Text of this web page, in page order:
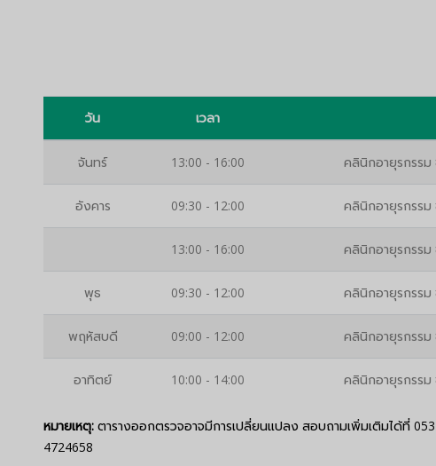
วัน เวลา
จันทร์ 13:00 - 16:00 คลินิกอายุรกรร
อังคาร 09:30 - 12:00 คลินิกอายุรกรร
13:00 - 16:00 คลินิกอายุรกรร
พุธ 09:30 - 12:00 คลินิกอายุรกรร
พฤหัสบดี 09:00 - 12:00 คลินิกอายุรกรร
อาทิตย์ 10:00 - 14:00 คลินิกอายุรกรร
หมายเหตุ: ตารางออกตรวจอาจมีการเปลี่ยนแปลง สอบถามเพิ่มเติมได้ที่
4724658